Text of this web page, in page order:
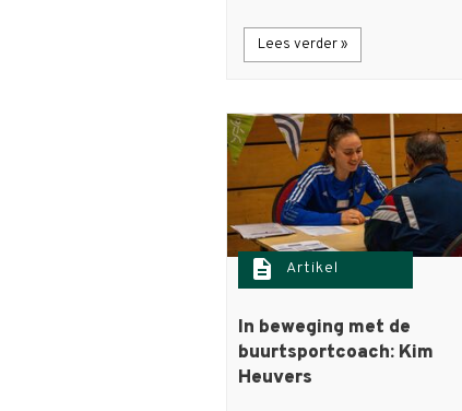
Lees verder »
description Artikel
In beweging met de
buurtsportcoach: Kim
Heuvers